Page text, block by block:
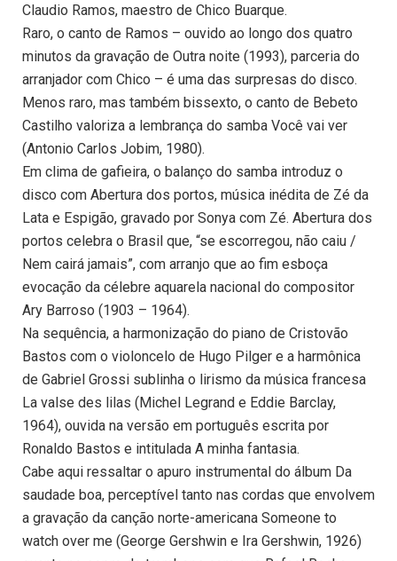
Claudio Ramos, maestro de Chico Buarque.
Raro, o canto de Ramos – ouvido ao longo dos quatro
minutos da gravação de Outra noite (1993), parceria do
arranjador com Chico – é uma das surpresas do disco.
Menos raro, mas também bissexto, o canto de Bebeto
Castilho valoriza a lembrança do samba Você vai ver
(Antonio Carlos Jobim, 1980).
Em clima de gafieira, o balanço do samba introduz o
disco com Abertura dos portos, música inédita de Zé da
Lata e Espigão, gravado por Sonya com Zé. Abertura dos
portos celebra o Brasil que, “se escorregou, não caiu /
Nem cairá jamais”, com arranjo que ao fim esboça
evocação da célebre aquarela nacional do compositor
Ary Barroso (1903 – 1964).
Na sequência, a harmonização do piano de Cristovão
Bastos com o violoncelo de Hugo Pilger e a harmônica
de Gabriel Grossi sublinha o lirismo da música francesa
La valse des lilas (Michel Legrand e Eddie Barclay,
1964), ouvida na versão em português escrita por
Ronaldo Bastos e intitulada A minha fantasia.
Cabe aqui ressaltar o apuro instrumental do álbum Da
saudade boa, perceptível tanto nas cordas que envolvem
a gravação da canção norte-americana Someone to
watch over me (George Gershwin e Ira Gershwin, 1926)